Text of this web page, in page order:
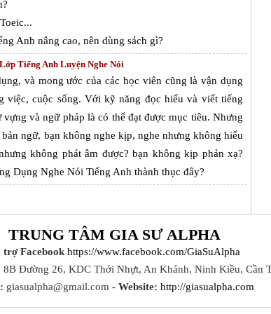
Anh nâng cao, nên dùng sách gì?
Tiếng Anh Luyện Nghe Nói
và mong ước của các học viên cũng là vận dụng
việc, cuộc sống. Với kỹ năng đọc hiểu và viết tiếng
và ngữ pháp là có thể đạt được mục tiêu. Nhưng
ngữ, bạn không nghe kịp, nghe nhưng không hiểu
không phát âm được? bạn không kịp phản xạ?
Dụng Nghe Nói Tiếng Anh thành thục đây?
TRUNG TÂM GIA SƯ ALPHA
trợ Facebook https://www.facebook.com/GiaSuAlpha
8B Đường 26, KDC Thới Nhựt, An Khánh, Ninh Kiều, Cần
giasualpha@gmail.com - Website: http://giasualpha.com